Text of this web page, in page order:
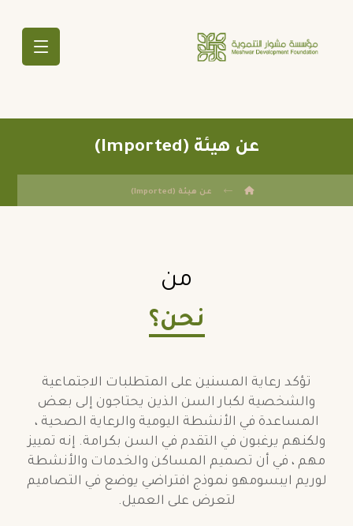
عن هيئة (Imported)
عن هيئة (Imported)
من
نحن؟
تؤكد رعاية المسنين على المتطلبات الاجتماعية
والشخصية لكبار السن الذين يحتاجون إلى بعض
المساعدة في الأنشطة اليومية والرعاية الصحية ،
ولكنهم يرغبون في التقدم في السن بكرامة. إنه تمييز
مهم ، في أن تصميم المساكن والخدمات والأنشطة
لوريم ايبسومهو نموذج افتراضي يوضع في التصاميم
لتعرض على العميل.